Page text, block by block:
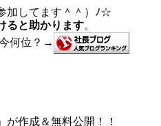
加してます＾＾）ﾉ☆
ると助かります。
？ →
作成＆無料公開！！